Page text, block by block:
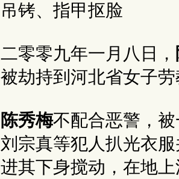
吊铐、指甲抠脸
二零零九年一月八日，
被劫持到河北省女子
陈秀梅不配合恶警，
刘宗真等犯人扒光衣
进其下身搅动，在地